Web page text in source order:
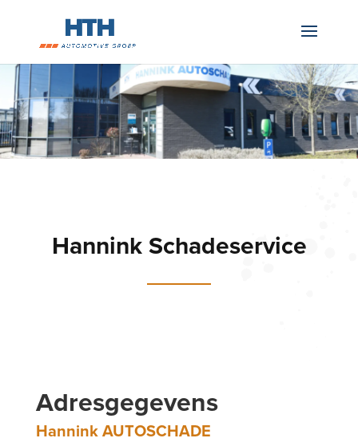
Hannink Schadeservice
Adresgegevens
Hannink AUTOSCHADE